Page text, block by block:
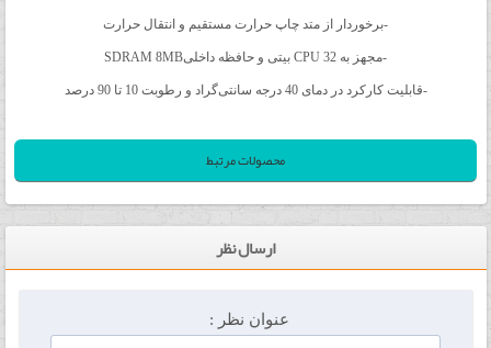
-برخوردار از متد چاپ حرارت مستقیم و انتقال حرارت
-مجهز به CPU 32 بیتی و حافظه داخلیSDRAM 8MB
-قابلیت کارکرد در دمای 40 درجه سانتی‌گراد و رطوبت 10 تا 90 درصد
محصولات مرتبط
ارسال نظر
عنوان نظر :